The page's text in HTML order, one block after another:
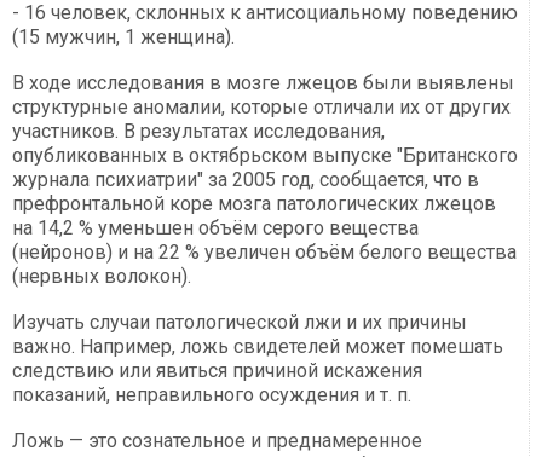
- 16 человек, склонных к антисоциальному поведению
(15 мужчин, 1 женщина).
В ходе исследования в мозге лжецов были выявлены
структурные аномалии, которые отличали их от других
участников. В результатах исследования,
опубликованных в октябрьском выпуске "Британского
журнала психиатрии" за 2005 год, сообщается, что в
префронтальной коре мозга патологических лжецов
на 14,2 % уменьшен объём серого вещества
(нейронов) и на 22 % увеличен объём белого вещества
(нервных волокон).
Изучать случаи патологической лжи и их причины
важно. Например, ложь свидетелей может помешать
следствию или явиться причиной искажения
показаний, неправильного осуждения и т. п.
Ложь — это сознательное и преднамеренное